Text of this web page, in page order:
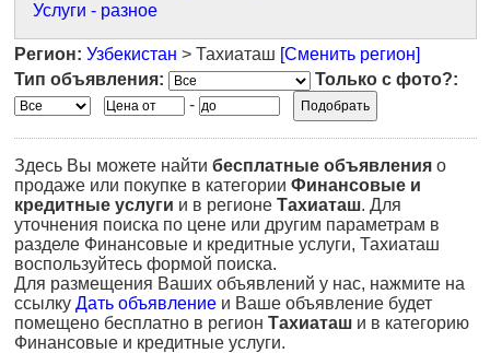
Услуги - разное
Регион: Узбекистан > Тахиаташ [Сменить регион]
Тип объявления:
Только с фото?:
-
Здесь Вы можете найти бесплатные объявления о
продаже или покупке в категории Финансовые и
кредитные услуги и в регионе Тахиаташ. Для
уточнения поиска по цене или другим параметрам в
разделе Финансовые и кредитные услуги, Тахиаташ
воспользуйтесь формой поиска.
Для размещения Ваших объявлений у нас, нажмите на
ссылку Дать объявление и Ваше объявление будет
помещено бесплатно в регион Тахиаташ и в категорию
Финансовые и кредитные услуги.